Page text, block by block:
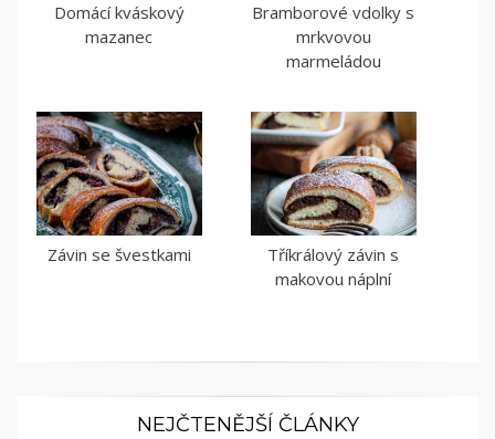
Domácí kváskový
mazanec
Bramborové vdolky s
mrkvovou
marmeládou
Závin se švestkami
Tříkrálový závin s
makovou náplní
NEJČTENĚJŠÍ ČLÁNKY